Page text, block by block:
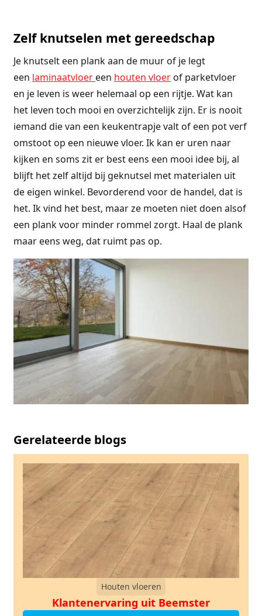
Zelf knutselen met gereedschap
Je knutselt een plank aan de muur of je legt
een laminaatvloer een houten vloerof parketvloer
en je leven is weer helemaal op een rijtje. Wat kan
het leven toch mooi en overzichtelijk zijn. Er is nooit
iemand die van een keukentrapje valt of een pot verf
omstoot op een nieuwe vloer. Ik kan er uren naar
kijken en soms zit er best eens een mooi idee bij, al
blijft het zelf altijd bij geknutsel met materialen uit
de eigen winkel. Bevorderend voor de handel, dat is
het. Ik vind het best, maar ze moeten niet doen alsof
een plank voor minder rommel zorgt. Haal de plank
maar eens weg, dat ruimt pas op.
Gerelateerde blogs
Houten vloeren
Klantenervaring uit Beemster